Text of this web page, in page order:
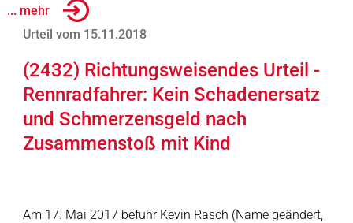
... mehr
Urteil vom 15.11.2018
(2432) Richtungsweisendes Urteil -
Rennradfahrer: Kein Schadenersatz
und Schmerzensgeld nach
Zusammenstoß mit Kind
Am 17. Mai 2017 befuhr Kevin Rasch (Name geändert,